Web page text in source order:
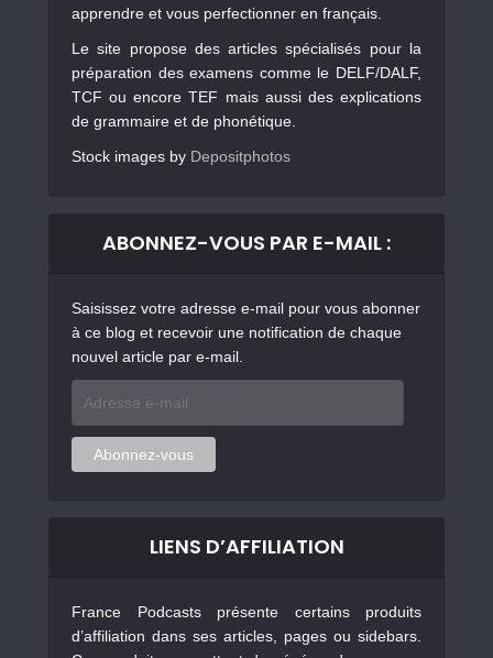
apprendre et vous perfectionner en français.
Le site propose des articles spécialisés pour la
préparation des examens comme le DELF/DALF,
TCF ou encore TEF mais aussi des explications
de grammaire et de phonétique.
Stock images by Depositphotos
ABONNEZ-VOUS PAR E-MAIL :
Saisissez votre adresse e-mail pour vous abonner
à ce blog et recevoir une notification de chaque
nouvel article par e-mail.
mail
Abonnez-vous
LIENS D’AFFILIATION
France Podcasts présente certains produits
d’affiliation dans ses articles, pages ou sidebars.